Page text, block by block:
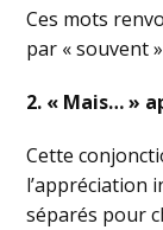
Ces mots
par « souvent
2. « Mais… »
Cette
l’appréciation
séparés pour